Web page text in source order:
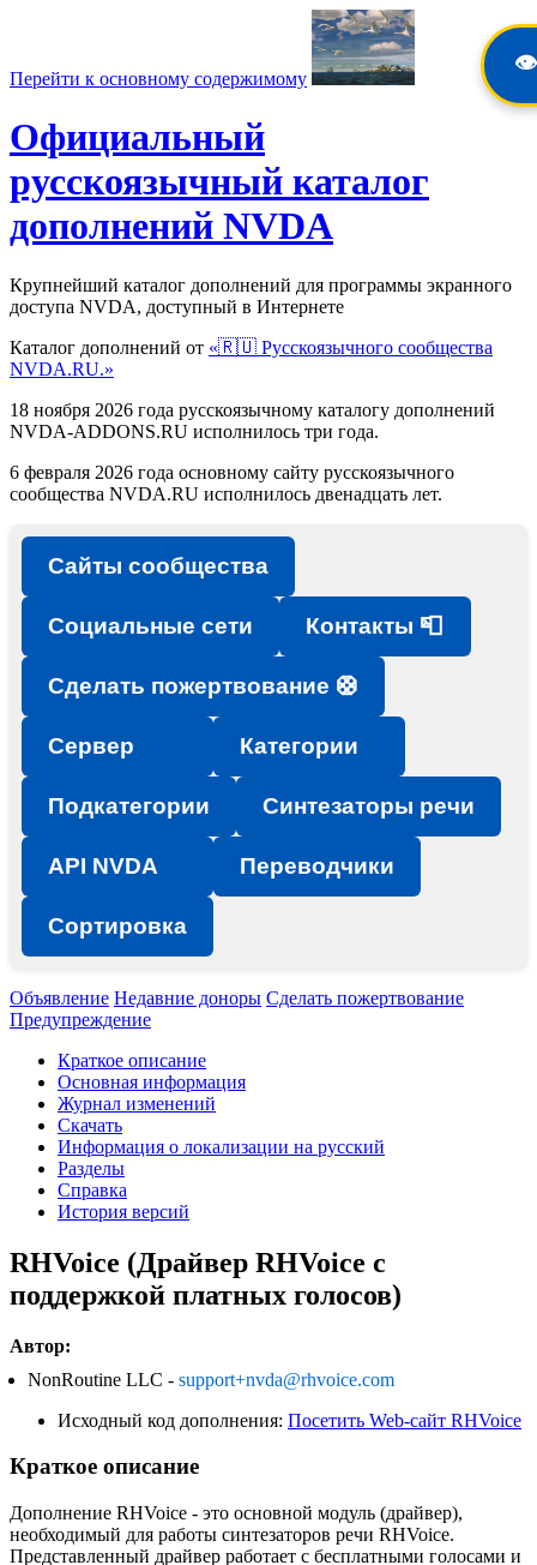
👁️
Перейти к основному содержимому
Официальный
русскоязычный каталог
дополнений NVDA
Крупнейший каталог дополнений для программы экранного
доступа NVDA, доступный в Интернете
Каталог дополнений от «🇷🇺 Русскоязычного сообщества
NVDA.RU.»
18 ноября 2026 года русскоязычному каталогу дополнений
NVDA-ADDONS.RU исполнилось три года.
6 февраля 2026 года основному сайту русскоязычного
сообщества NVDA.RU исполнилось двенадцать лет.
Сайты сообщества
Социальные сети Контакты 📮
Сделать пожертвование 🛟
Сервер Категории
Подкатегории Синтезаторы речи
API NVDA Переводчики
Сортировка
Объявление Недавние доноры Сделать пожертвование
Предупреждение
Краткое описание
Основная информация
Журнал изменений
Скачать
Информация о локализации на русский
Разделы
Справка
История версий
RHVoice (Драйвер RHVoice с
поддержкой платных голосов)
Автор:
NonRoutine LLC - support+nvda@rhvoice.com
Исходный код дополнения: Посетить Web-сайт RHVoice
Краткое описание
Дополнение RHVoice - это основной модуль (драйвер),
необходимый для работы синтезаторов речи RHVoice.
Представленный драйвер работает с бесплатными голосами и